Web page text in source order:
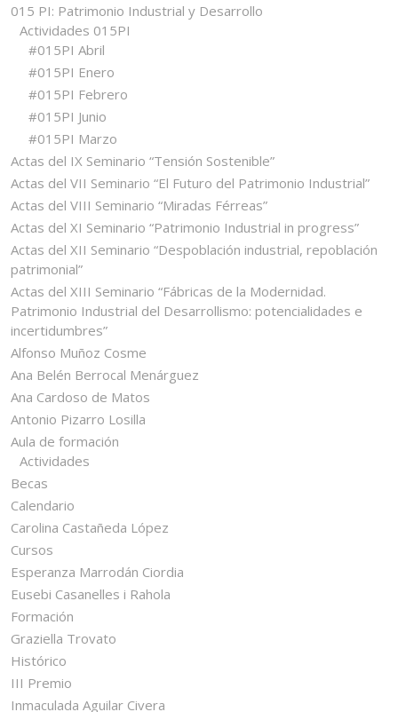
015 PI: Patrimonio Industrial y Desarrollo
Actividades 015PI
#015PI Abril
#015PI Enero
#015PI Febrero
#015PI Junio
#015PI Marzo
Actas del IX Seminario “Tensión Sostenible”
Actas del VII Seminario “El Futuro del Patrimonio Industrial”
Actas del VIII Seminario “Miradas Férreas”
Actas del XI Seminario “Patrimonio Industrial in progress”
Actas del XII Seminario “Despoblación industrial, repoblación
patrimonial”
Actas del XIII Seminario “Fábricas de la Modernidad.
Patrimonio Industrial del Desarrollismo: potencialidades e
incertidumbres”
Alfonso Muñoz Cosme
Ana Belén Berrocal Menárguez
Ana Cardoso de Matos
Antonio Pizarro Losilla
Aula de formación
Actividades
Becas
Calendario
Carolina Castañeda López
Cursos
Esperanza Marrodán Ciordia
Eusebi Casanelles i Rahola
Formación
Graziella Trovato
Histórico
III Premio
Inmaculada Aguilar Civera